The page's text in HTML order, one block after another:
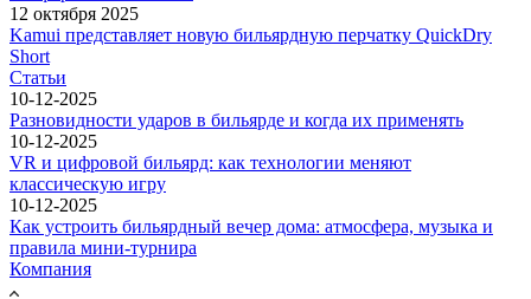
12 октября 2025
Kamui представляет новую бильярдную перчатку QuickDry
Short
Статьи
10-12-2025
Разновидности ударов в бильярде и когда их применять
10-12-2025
VR и цифровой бильярд: как технологии меняют
классическую игру
10-12-2025
Как устроить бильярдный вечер дома: атмосфера, музыка и
правила мини-турнира
Компания